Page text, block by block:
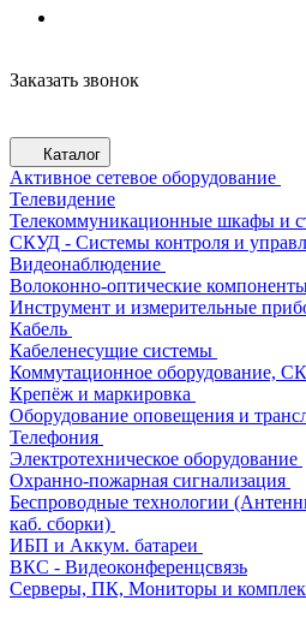
Заказать звонок
Каталог
Активное сетевое оборудование
Телевидение
Телекоммуникационные шкафы и
СКУД - Системы контроля и
Видеонаблюдение
Волоконно-оптические
Инструмент и измерительные
Кабель
Кабеленесущие системы
Коммутационное оборудование,
Крепёж и маркировка
Оборудование оповещения и
Телефония
Электротехническое оборудование
Охранно-пожарная сигнализация
Беспроводные технологии
каб. сборки)
ИБП и Аккум. батареи
ВКС - Видеоконференцсвязь
Серверы, ПК, Мониторы и